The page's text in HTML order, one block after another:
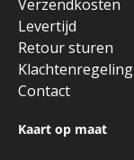
Verzendkosten
Levertijd
Retour sturen
Klachtenregeling
Contact
Kaart op maat